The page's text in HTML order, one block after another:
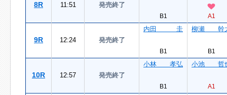
8R 11:51 発売終了
B1 A1
9R 12:24 発売終了
内田 圭
B1
柳瀬 幹
B1
10R 12:57 発売終了
小林 孝弘
B1
小池 哲
A1